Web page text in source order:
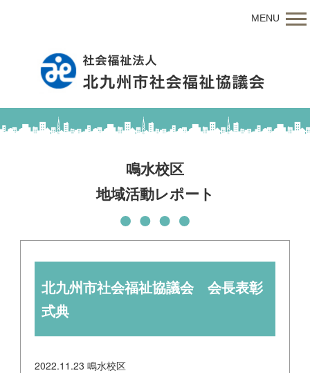
MENU
鳴水校区
地域活動レポート
北九州市社会福祉協議会 会長表彰
式典
2022.11.23 鳴水校区